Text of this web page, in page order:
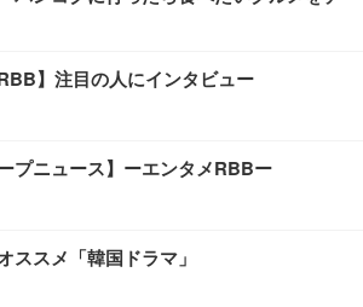
】注目の人にインタビュー
プニュース】ーエンタメRBBー
ススメ「韓国ドラマ」